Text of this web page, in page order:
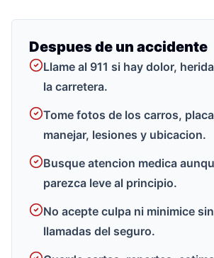
Despues de un accidente
Llame al 911 si hay dolor,
la carretera.
Tome fotos de los carros,
manejar, lesiones y ubicacion.
Busque atencion medica
parezca leve al principio.
No acepte culpa ni minimice
llamadas del seguro.